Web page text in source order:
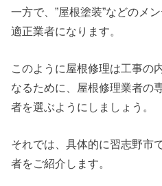
一方で、”屋根塗装”などのメ
適正業者になります。
このように屋根修理は工事の
なるために、屋根修理業者の
者を選ぶようにしましょう。
それでは、具体的に習志野市
者をご紹介します。